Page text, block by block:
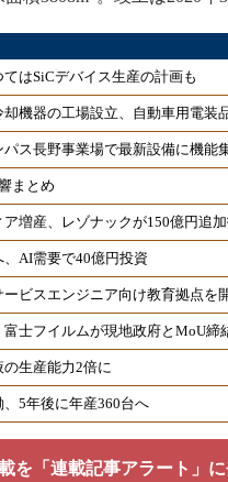
制御セ
新型
はSiCデバイス生産の計画も
機器の工場設立、自動車用電装
ス長野事業場で最新設備に機能
まとめ
増産、レゾナックが150億円追
AI需要で40億円投資
ビスエンジニア向け教育拠点を
士フイルムが現地政府とMoU締
生産能力2倍に
5年後に年産360台へ
を「連載記事アラート」